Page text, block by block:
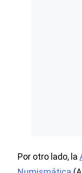
Por otro lado, la